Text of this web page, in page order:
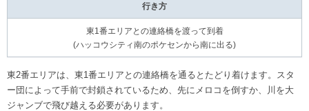
行き方
東1番エリアとの連絡橋を渡って到着
(ハッコウシティ南のポケセンから南に出る)
東2番エリアは、東1番エリアとの連絡橋を通るとたどり着けます。スタ
ー団によって手前で封鎖されているため、先にメロコを倒すか、川を大
ジャンブで飛び越える必要があります。